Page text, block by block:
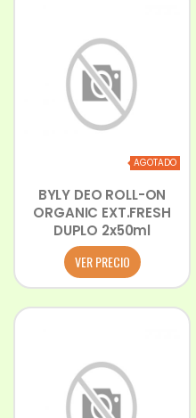
AGOTADO
BYLY DEO ROLL-ON
ORGANIC EXT.FRESH
DUPLO 2x50ml
VER PRECIO